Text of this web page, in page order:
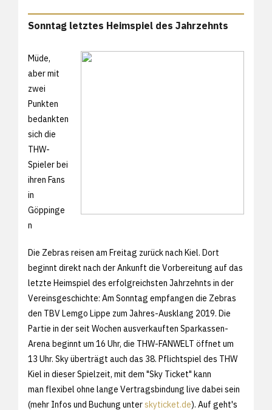
Sonntag letztes Heimspiel des Jahrzehnts
Müde,
aber mit
zwei
Punkten
bedankten
sich die
THW-
Spieler bei
ihren Fans
in
Göppinge
n
Die Zebras reisen am Freitag zurück nach Kiel. Dort
beginnt direkt nach der Ankunft die Vorbereitung auf das
letzte Heimspiel des erfolgreichsten Jahrzehnts in der
Vereinsgeschichte: Am Sonntag empfangen die Zebras
den TBV Lemgo Lippe zum Jahres-Ausklang 2019. Die
Partie in der seit Wochen ausverkauften Sparkassen-
Arena beginnt um 16 Uhr, die THW-FANWELT öffnet um
13 Uhr. Sky überträgt auch das 38. Pflichtspiel des THW
Kiel in dieser Spielzeit, mit dem "Sky Ticket" kann
man flexibel ohne lange Vertragsbindung live dabei sein
(mehr Infos und Buchung unterskyticket.de). Auf geht's